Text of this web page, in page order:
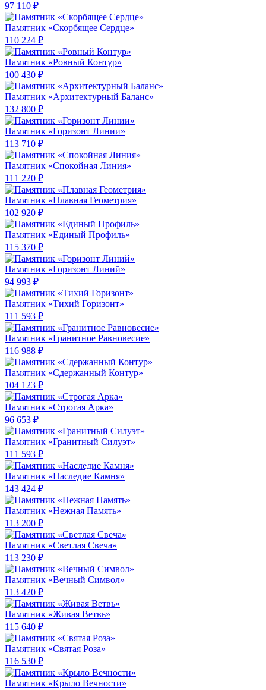
97 110 ₽
Памятник «Скорбящее Сердце»
110 224 ₽
Памятник «Ровный Контур»
100 430 ₽
Памятник «Архитектурный Баланс»
132 800 ₽
Памятник «Горизонт Линии»
113 710 ₽
Памятник «Спокойная Линия»
111 220 ₽
Памятник «Плавная Геометрия»
102 920 ₽
Памятник «Единый Профиль»
115 370 ₽
Памятник «Горизонт Линий»
94 993 ₽
Памятник «Тихий Горизонт»
111 593 ₽
Памятник «Гранитное Равновесие»
116 988 ₽
Памятник «Сдержанный Контур»
104 123 ₽
Памятник «Строгая Арка»
96 653 ₽
Памятник «Гранитный Силуэт»
111 593 ₽
Памятник «Наследие Камня»
143 424 ₽
Памятник «Нежная Память»
113 200 ₽
Памятник «Светлая Свеча»
113 230 ₽
Памятник «Вечный Символ»
113 420 ₽
Памятник «Живая Ветвь»
115 640 ₽
Памятник «Святая Роза»
116 530 ₽
Памятник «Крыло Вечности»